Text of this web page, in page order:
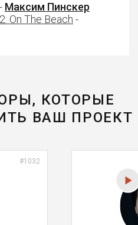
- Максим Пинскер
On The Beach -
КОТОРЫЕ
ВАШ ПРОЕКТ
#1032